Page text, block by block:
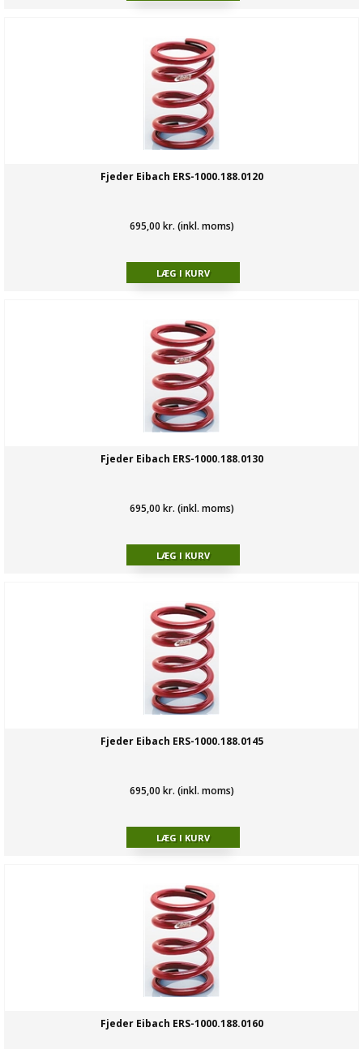
Fjeder Eibach ERS-1000.188.0120
695,00 kr. (inkl. moms)
Fjeder Eibach ERS-1000.188.0130
695,00 kr. (inkl. moms)
Fjeder Eibach ERS-1000.188.0145
695,00 kr. (inkl. moms)
Fjeder Eibach ERS-1000.188.0160